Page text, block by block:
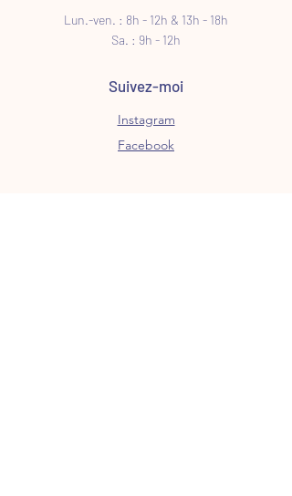
Lun.-ven. : 8h - 12h & 13h - 18h
Sa. : 9h - 12h
Suivez-moi
Instagram
Facebook